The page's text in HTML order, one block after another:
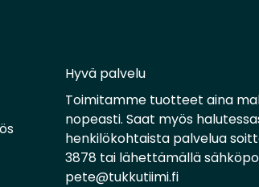
Hyvä palvelu
Toimitamme tuotteet aina
nopeasti. Saat myös
henkilökohtaista palvelua
3878 tai lähettämällä
pete@tukkutiimi.fi